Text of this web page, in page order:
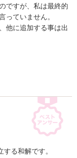
ですが、私は最終的
っていません。
他に追加する事は出
る和解です。